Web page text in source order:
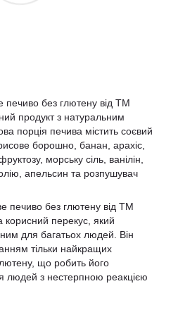
печиво без глютену від ТМ
продукт з натуральним
порція печива містить соєвий
борошно, банан, арахіс,
морську сіль, ванілін,
апельсин та розпушувач
печиво без глютену від ТМ
корисний перекус, який
для багатьох людей. Він
тільки найкращих
глютену, що робить його
людей з нестерпною реакцією